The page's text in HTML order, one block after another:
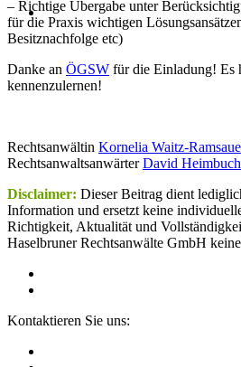
LinkedIn
– Richtige Übergabe unter
für die Praxis wichtigen
Besitznachfolge etc)
Danke an ÖGSW für die Einladung! Es
kennenzulernen!
Rechtsanwältin Kornelia Waitz-
RechtsanwaltsanwärterDavid
Disclaimer: Dieser Beitrag dient
Information und ersetzt keine
Richtigkeit, Aktualität und
Haselbruner Rechtsanwälte GmbH
Kontaktieren Sie uns: